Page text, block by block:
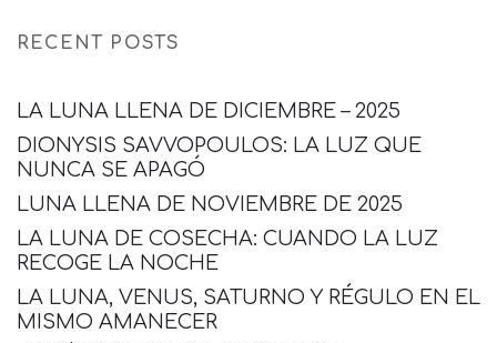
RECENT POSTS
LA LUNA LLENA DE DICIEMBRE – 2025
DIONYSIS SAVVOPOULOS: LA LUZ QUE
NUNCA SE APAGÓ
LUNA LLENA DE NOVIEMBRE DE 2025
LA LUNA DE COSECHA: CUANDO LA LUZ
RECOGE LA NOCHE
LA LUNA, VENUS, SATURNO Y RÉGULO EN EL
MISMO AMANECER